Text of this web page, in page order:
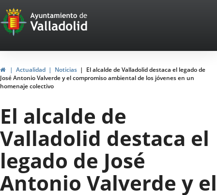
Portal
Web
del
Ayuntamiento
de
Valladolid
InicioActualidad Noticias
El alcalde de Valladolid destaca el legado de
José Antonio Valverde y el compromiso ambiental de los jóvenes en un
homenaje colectivo
El alcalde de
Valladolid destaca el
legado de José
Antonio Valverde y el